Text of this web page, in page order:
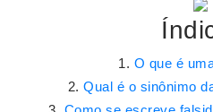
O que é
Qual é o sinônimo